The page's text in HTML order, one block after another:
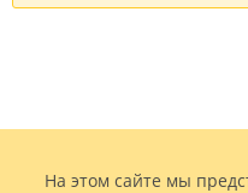
На этом сайте мы